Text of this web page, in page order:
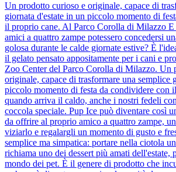
Un prodotto curioso e originale, capace di
giornata d'estate in un piccolo momento di
il proprio cane. Al Parco Corolla di Milazzo E
amici a quattro zampe potessero concedersi
golosa durante le calde giornate estive? È
il gelato pensato appositamente per i cani e
Zoo Center del Parco Corolla di Milazzo. Un
originale, capace di trasformare una semplice
piccolo momento di festa da condividere con
quando arriva il caldo, anche i nostri fedeli
coccola speciale. Pup Ice può diventare così
da offrire al proprio amico a quattro zampe,
viziarlo e regalargli un momento di gusto e
semplice ma simpatica: portare nella ciotola
richiama uno dei dessert più amati dell'estate,
mondo dei pet. È il genere di prodotto che